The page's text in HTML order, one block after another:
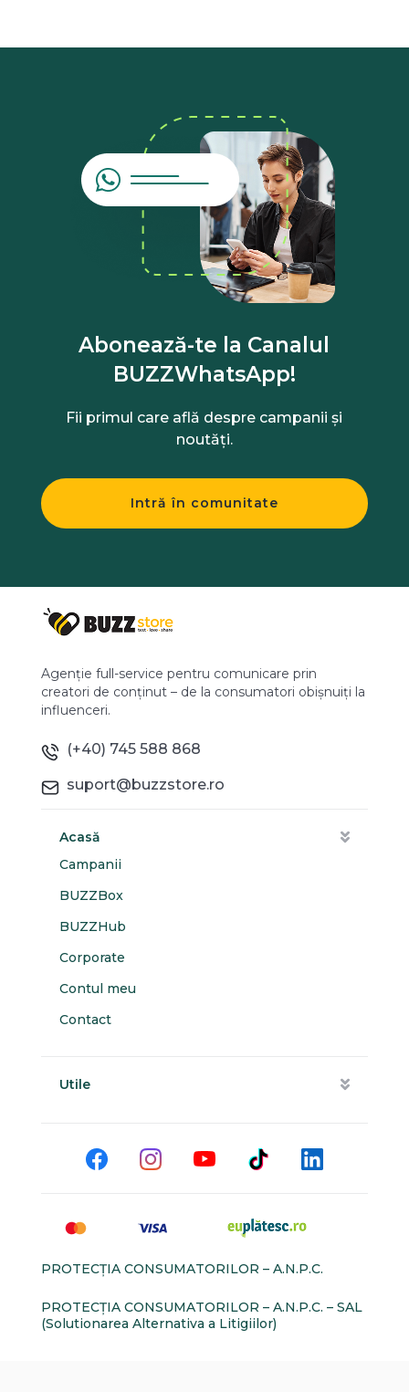
Abonează-te la Canalul
BUZZWhatsApp!
Fii primul care află despre campanii și
noutăți.
Intră în comunitate
Agenție full-service pentru comunicare prin
creatori de conținut – de la consumatori obișnuiți la
influenceri.
(+40) 745 588 868
suport@buzzstore.ro
Acasă
Campanii
BUZZBox
BUZZHub
Corporate
Contul meu
Contact
Utile
PROTECŢIA CONSUMATORILOR – A.N.P.C.
PROTECŢIA CONSUMATORILOR – A.N.P.C. – SAL
(Solutionarea Alternativa a Litigiilor)